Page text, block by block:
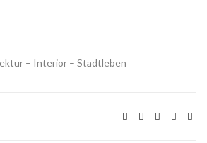
– Interior – Stadtleben